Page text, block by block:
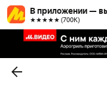
В приложении —
★★★★★ (700К)